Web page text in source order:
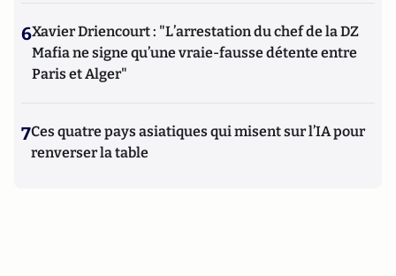
6Xavier Driencourt : "L’arrestation du chef de la DZ
Mafia ne signe qu’une vraie-fausse détente entre
Paris et Alger"
7Ces quatre pays asiatiques qui misent sur l’IA pour
renverser la table